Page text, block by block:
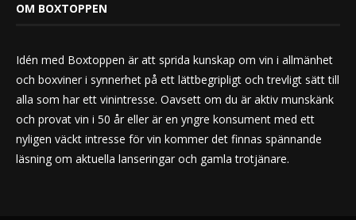
OM BOXTOPPEN
Idén med Boxtoppen är att sprida kunskap om vin i allmänhet
och boxviner i synnerhet på ett lättbegripligt och trevligt sätt till
alla som har ett vinintresse. Oavsett om du är aktiv munskänk
och provat vin i 50 år eller är en yngre konsument med ett
nyligen väckt intresse för vin kommer det finnas spännande
läsning om aktuella lanseringar och gamla trotjänare.